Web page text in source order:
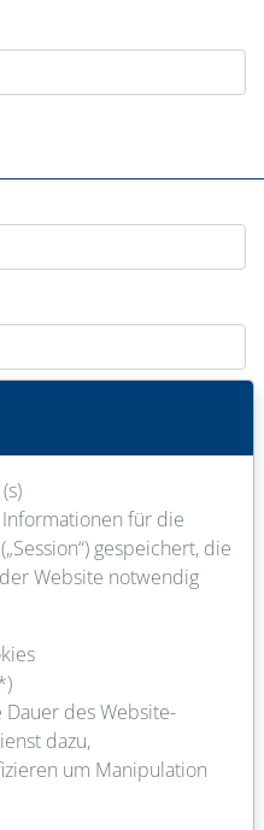
für die
gespeichert, die
Website notwendig
des Website-
dazu,
um Manipulation